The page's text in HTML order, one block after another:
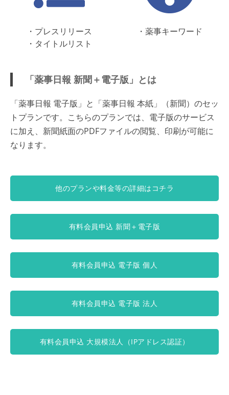
・プレスリリース
・タイトルリスト
・薬事キーワード
「薬事日報 新聞＋電子版」とは
「薬事日報 電子版」と「薬事日報 本紙」（新聞）のセッ
トプランです。こちらのプランでは、電子版のサービス
に加え、新聞紙面のPDFファイルの閲覧、印刷が可能に
なります。
他のプランや料金等の詳細はコチラ
有料会員申込 新聞＋電子版
有料会員申込 電子版 個人
有料会員申込 電子版 法人
有料会員申込 大規模法人（IPアドレス認証）